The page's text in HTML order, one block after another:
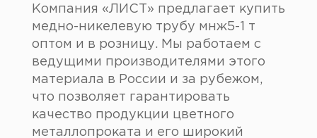
Труба алюминиевая
Труба профильная
Уголок алюминиевый
Швеллер алюминиевый (п-образный профиль)
Дюралевый шестигранник
Шина алюминиевая
Медная лента
Медная труба
Медный лист
Прайс
Резка Металла
Гидроабразивная резка
Лазерная резка
Листы из рулонов
Гибка листового металла
Информация
Компания «ЛИСТ» предлагает купить
медно-никелевую трубу мнж5-1 т
оптом и в розницу. Мы работаем с
ведущими производителями этого
материала в России и за рубежом,
что позволяет гарантировать
качество продукции цветного
металлопроката и его широкий